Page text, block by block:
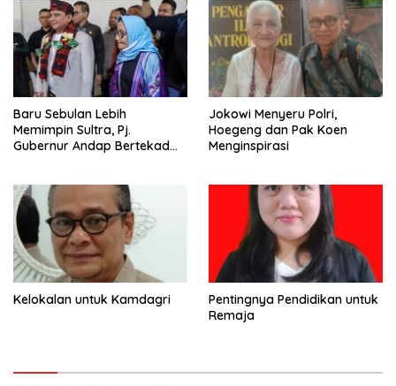
Baru Sebulan Lebih
Memimpin Sultra, Pj.
Gubernur Andap Bertekad
Tenggara
Jokowi Menyeru Polri,
Hoegeng dan Pak Koen
Menginspirasi
Kelokalan untuk Kamdagri
Pentingnya Pendidikan untuk
Remaja